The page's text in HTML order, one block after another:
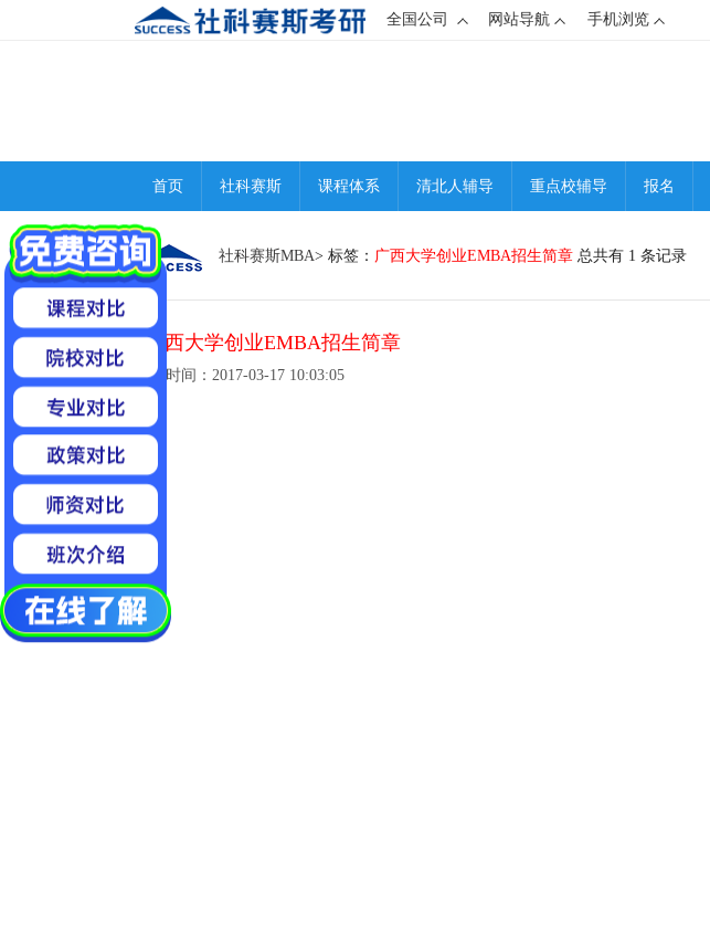
全国公司 网站导航 手机浏览
首页 社科赛斯 课程体系 清北人辅导 重点校辅导 报名
社科赛斯MBA> 标签： 广西大学创业EMBA招生简章 总共有 1 条记录
1广西大学创业EMBA招生简章
发布时间：2017-03-17 10:03:05